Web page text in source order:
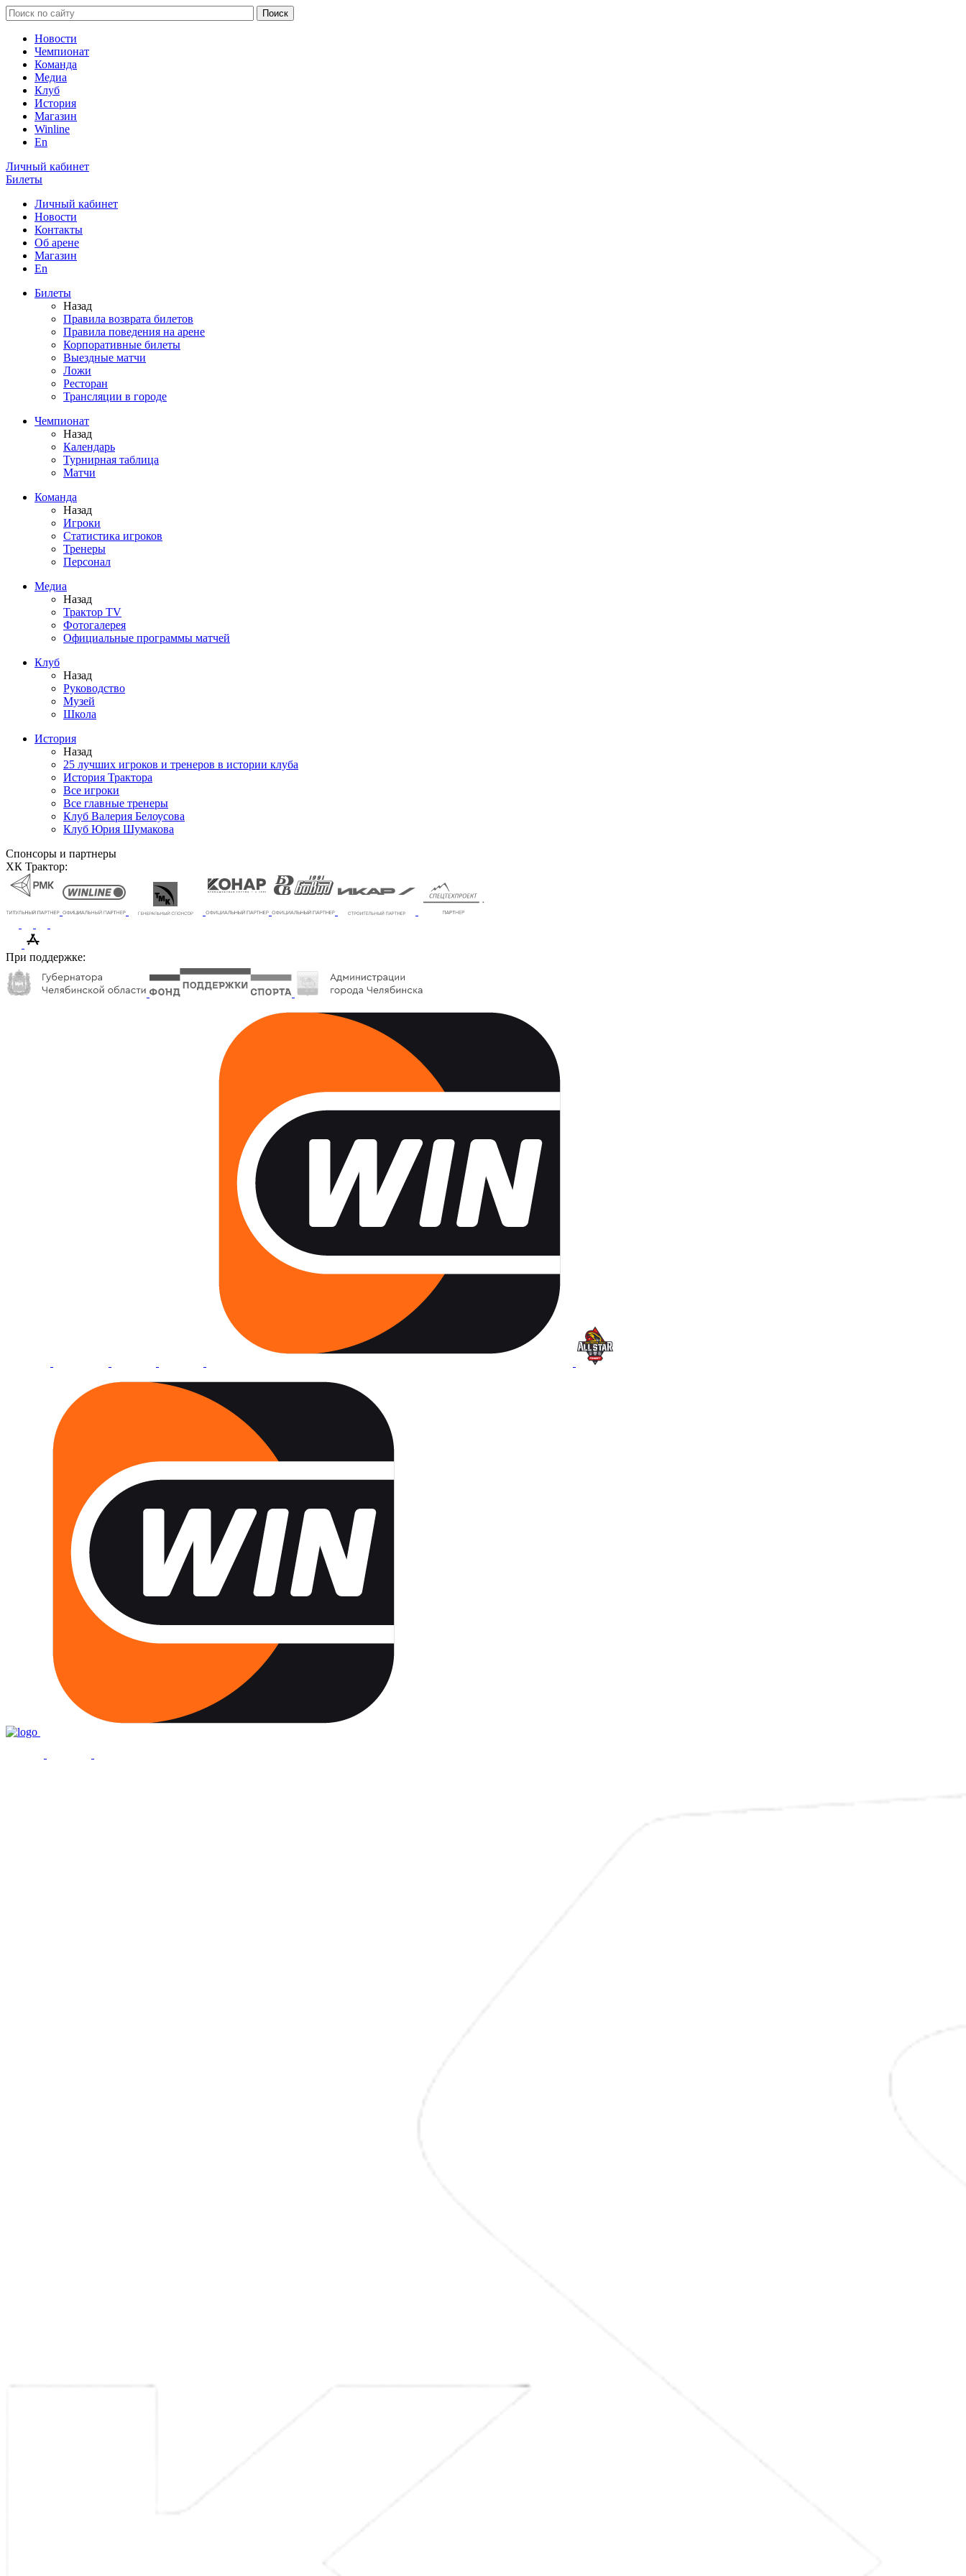
Новости
Чемпионат
Команда
Медиа
Клуб
История
Магазин
Winline
En
Личный кабинет
Билеты
Личный кабинет
Новости
Контакты
Об арене
Магазин
En
Билеты
Назад
Правила возврата билетов
Правила поведения на арене
Корпоративные билеты
Выездные матчи
Ложи
Ресторан
Трансляции в городе
Чемпионат
Назад
Календарь
Турнирная таблица
Матчи
Команда
Назад
Игроки
Статистика игроков
Тренеры
Персонал
Медиа
Назад
Трактор TV
Фотогалерея
Официальные программы матчей
Клуб
Назад
Руководство
Музей
Школа
История
Назад
25 лучших игроков и тренеров в истории клуба
История Трактора
Все игроки
Все главные тренеры
Клуб Валерия Белоусова
Клуб Юрия Шумакова
Спонсоры и партнеры
ХК Трактор:
При поддержке: